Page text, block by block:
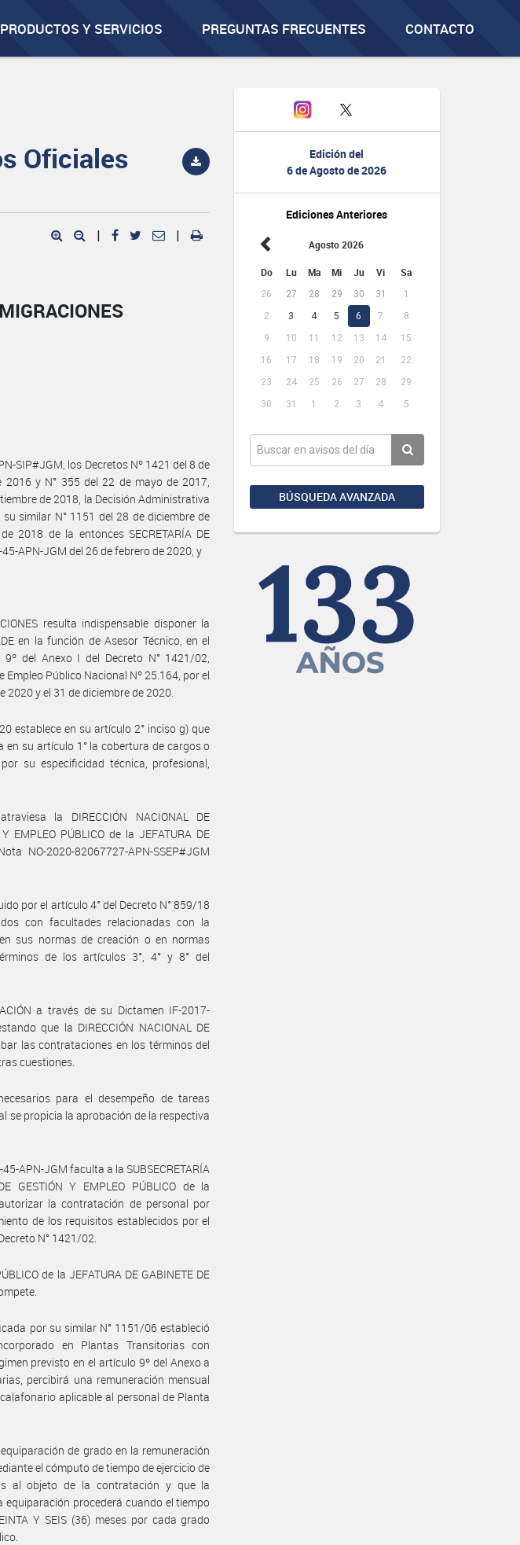
PRODUCTOS Y SERVICIOS PREGUNTAS FRECUENTES CONTACTO
Edición del
6 de Agosto de 2026
Ediciones Anteriores
Agosto 2026
Do Lu Ma Mi Ju Vi Sa
26 27 28 29 30 31
1
2
3 4 5 6 7
8
9
10 11 12 13 14
15
16
17 18 19 20 21
22
23
24 25 26 27 28
29
30
31 1 2 3 4 5
BÚSQUEDA AVANZADA
Oficiales
| |
SIP#JGM, los Decretos Nº 1421 del 8 de
y N° 355 del 22 de mayo de 2017,
de 2018, la Decisión Administrativa
similar N° 1151 del 28 de diciembre de
2018 de la entonces SECRETARÍA DE
45-APN-JGM del 26 de febrero de 2020, y
resulta indispensable disponer la
en la función de Asesor Técnico, en el
del Anexo I del Decreto N° 1421/02,
Público Nacional Nº 25.164, por el
2020 y el 31 de diciembre de 2020.
establece en su artículo 2° inciso g) que
su artículo 1° la cobertura de cargos o
su especificidad técnica, profesional,
la DIRECCIÓN NACIONAL DE
EMPLEO PÚBLICO de la JEFATURA DE
NO-2020-82067727-APN-SSEP#JGM
por el artículo 4° del Decreto N° 859/18
con facultades relacionadas con la
sus normas de creación o en normas
de los artículos 3°, 4° y 8° del
a través de su Dictamen IF-2017-
que la DIRECCIÓN NACIONAL DE
las contrataciones en los términos del
cuestiones.
para el desempeño de tareas
se propicia la aprobación de la respectiva
APN-JGM faculta a la SUBSECRETARÍA
GESTIÓN Y EMPLEO PÚBLICO de la
autorizar la contratación de personal por
de los requisitos establecidos por el
N° 1421/02.
de la JEFATURA DE GABINETE DE
por su similar N° 1151/06 estableció
en Plantas Transitorias con
previsto en el artículo 9º del Anexo a
percibirá una remuneración mensual
aplicable al personal de Planta
de grado en la remuneración
el cómputo de tiempo de ejercicio de
al objeto de la contratación y que la
procederá cuando el tiempo
Y SEIS (36) meses por cada grado